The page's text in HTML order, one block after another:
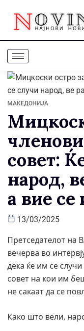
МАКЕДОНИЈА
совет:
народ,
а вие се
13/03/2025
Претседателот на
вечерва во
дека ќе им се
совет на кои им
не сакаат да се
Како што вели,